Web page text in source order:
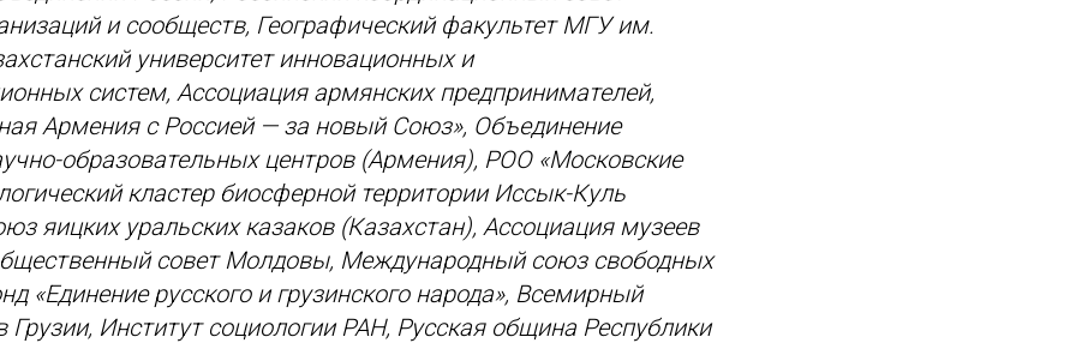
и сообществ, Географический факультет МГУ им.
университет инновационных и
систем, Ассоциация армянских предпринимателей,
Армения с Россией — за новый Союз», Объединение
образовательных центров (Армения), РОО «Московские
кластер биосферной территории Иссык-Куль
яицких уральских казаков (Казахстан), Ассоциация музеев
совет Молдовы, Международный союз свободных
«Единение русского и грузинского народа», Всемирный
Грузии, Институт социологии РАН, Русская община Республики